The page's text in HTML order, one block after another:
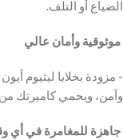
الضياع أو التلف.
‫ موثوقية وأمان عالي
‫- مزودة بخلايا ليثيوم
وآمن، ويحمي كاميرتك من
جاهزة للمغامرة في أي